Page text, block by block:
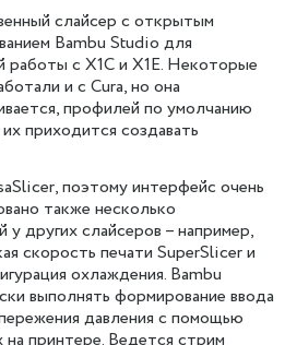
слайсер с открытым
Bambu Studio для
работы с X1C и X1E. Некоторые
и с Cura, но она
профилей по умолчанию
приходится создавать
поэтому интерфейс очень
также несколько
других слайсеров – например,
скорость печати SuperSlicer и
охлаждения. Bambu
выполнять формирование ввода
давления с помощью
принтере. Ведется стрим